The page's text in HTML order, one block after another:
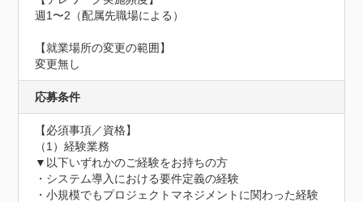
週1〜2（配属先職場による）
【就業場所の変更の範囲】
変更無し
応募条件
【必須事項／資格】
（1）経験業務
▼以下いずれかのご経験をお持ちの方
・システム導入における要件定義の経験
・小規模でもプロジェクトマネジメントに関わった経験